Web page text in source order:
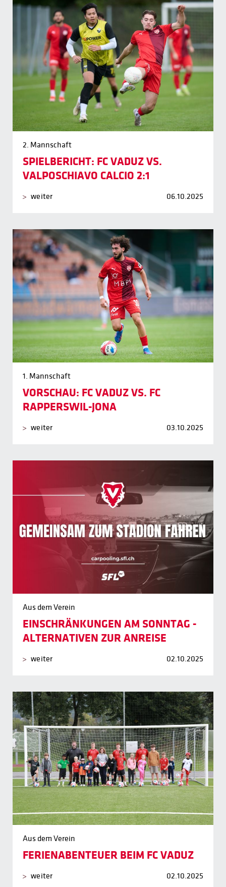
2. Mannschaft
SPIELBERICHT: FC VADUZ VS.
VALPOSCHIAVO CALCIO 2:1
weiter 06.10.2025
1. Mannschaft
VORSCHAU: FC VADUZ VS. FC
RAPPERSWIL-JONA
weiter 03.10.2025
Aus dem Verein
EINSCHRÄNKUNGEN AM SONNTAG -
ALTERNATIVEN ZUR ANREISE
weiter 02.10.2025
Aus dem Verein
FERIENABENTEUER BEIM FC VADUZ
weiter 02.10.2025